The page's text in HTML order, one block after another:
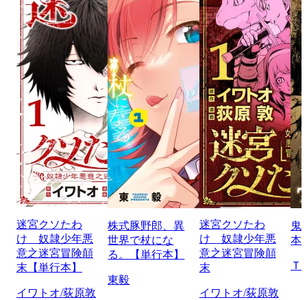
迷宮クソたわ
け 奴隷少年悪
意之迷宮冒険顛
末【単行本】
イワトオ/荻原敦
株式豚野郎、異
世界で杖にな
る。【単行本】
東毅
迷宮クソたわ
け 奴隷少年悪
意之迷宮冒険顛
末
イワトオ/荻原敦
鬼
本
Ｔ